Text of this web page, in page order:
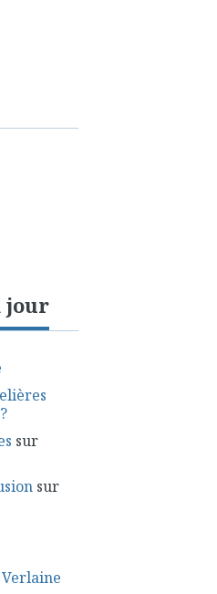
jour
sur
sur